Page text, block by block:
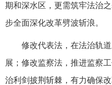
期和深水区，更需筑牢法治
步全面深化改革劈波斩浪。
修改代表法，在法治轨
展；修改监察法，推进监察
治利剑披荆斩棘，有力确保改